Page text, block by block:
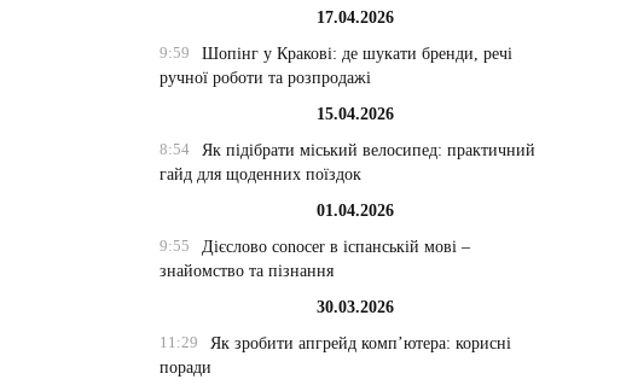
17.04.2026
9:59
Шопінг у Кракові: де шукати бренди, речі
ручної роботи та розпродажі
15.04.2026
8:54
Як підібрати міський велосипед: практичний
гайд для щоденних поїздок
01.04.2026
9:55
Дієслово conocer в іспанській мові –
знайомство та пізнання
30.03.2026
11:29
Як зробити апгрейд комп’ютера: корисні
поради